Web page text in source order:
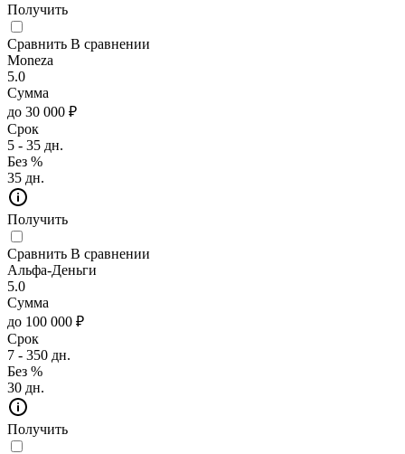
Получить
Сравнить В сравнении
Moneza
5.0
Сумма
до 30 000 ₽
Срок
5 - 35 дн.
Без %
35 дн.
Получить
Сравнить В сравнении
Альфа-Деньги
5.0
Сумма
до 100 000 ₽
Срок
7 - 350 дн.
Без %
30 дн.
Получить